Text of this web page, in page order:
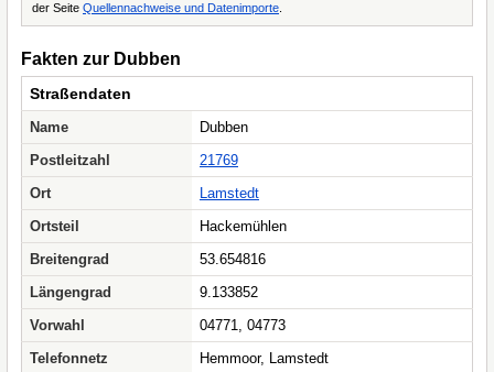
der Seite Quellennachweise und Datenimporte
Fakten zur Dubben
Straßendaten
Name
Dubben
Postleitzahl
21769
Ort
Lamstedt
Ortsteil
Hackemühlen
Breitengrad
53.654816
Längengrad
9.133852
Vorwahl
04771, 04773
Telefonnetz
Hemmoor, Lamstedt